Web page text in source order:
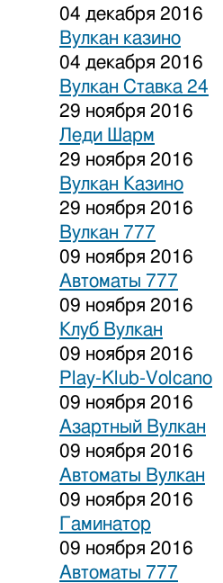
04 декабря 2016
Вулкан казино
04 декабря 2016
Вулкан Ставка 24
29 ноября 2016
Леди Шарм
29 ноября 2016
Вулкан Казино
29 ноября 2016
Вулкан 777
09 ноября 2016
Автоматы 777
09 ноября 2016
Клуб Вулкан
09 ноября 2016
Play-Klub-Volcano
09 ноября 2016
Азартный Вулкан
09 ноября 2016
Автоматы Вулкан
09 ноября 2016
Гаминатор
09 ноября 2016
Автоматы 777